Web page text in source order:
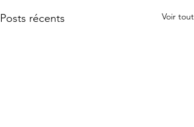
Posts récents Voir tout